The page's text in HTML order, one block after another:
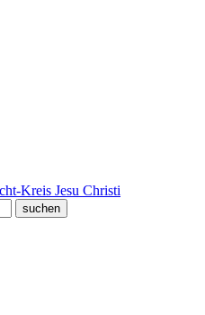
Kreis Jesu Christi